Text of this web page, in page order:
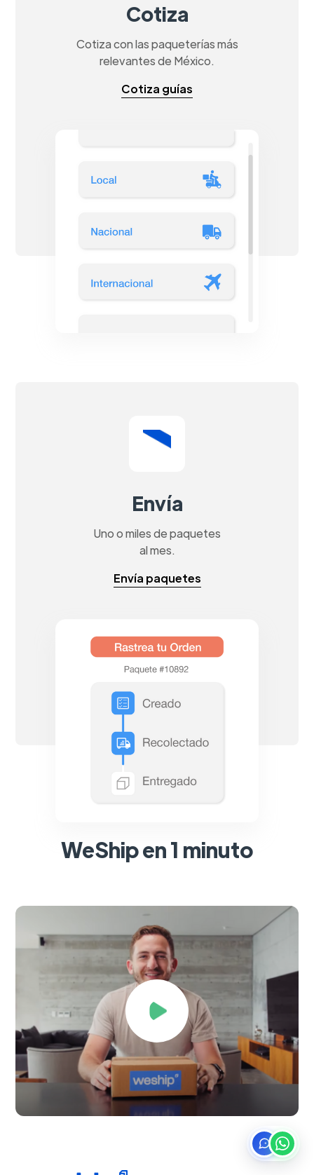
Cotiza
Cotiza con las paqueterías más
relevantes de México.
Cotiza guías
Envía
Uno o miles de paquetes
al mes.
Envía paquetes
WeShip en 1 minuto